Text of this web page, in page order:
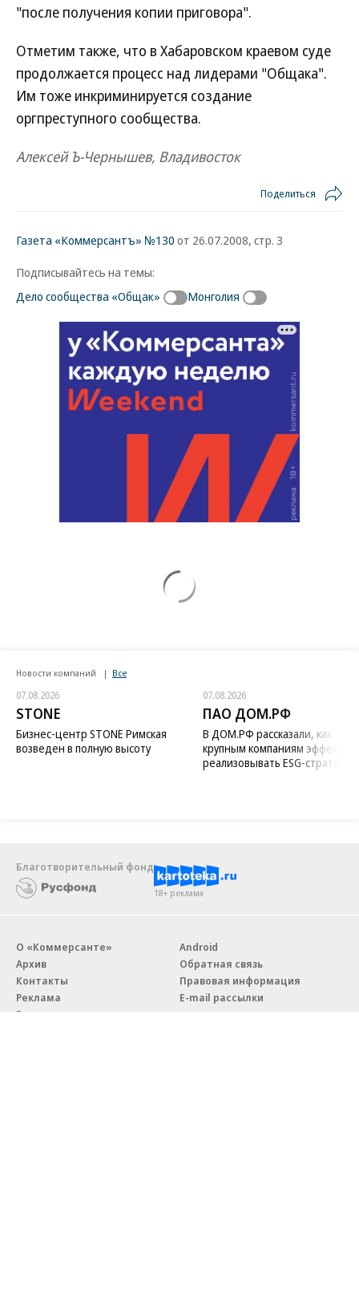
"после получения копии приговора".
Отметим также, что в Хабаровском краевом суде
продолжается процесс над лидерами "Общака".
Им тоже инкриминируется создание
оргпреступного сообщества.
Алексей Ъ-Чернышев, Владивосток
Поделиться
Газета «Коммерсантъ» №130 от 26.07.2008, стр. 3
Подписывайтесь на темы:
Дело сообщества «Общак»
Монголия
Новости компаний Все
07.08.2026
STONE
Бизнес-центр STONE Римская
возведен в полную высоту
07.08.2026
ПАО ДОМ.РФ
В ДОМ.РФ рассказали, как
крупным компаниям
реализовывать ESG-стратегию
Благотворительный фонд
18+ реклама
О «Коммерсанте»
Архив
Контакты
Реклама
Вакансии
Android
Обратная связь
Правовая информация
E-mail рассылки